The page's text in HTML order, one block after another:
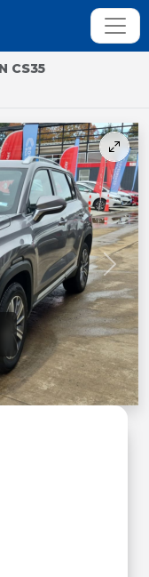
CS35
Next